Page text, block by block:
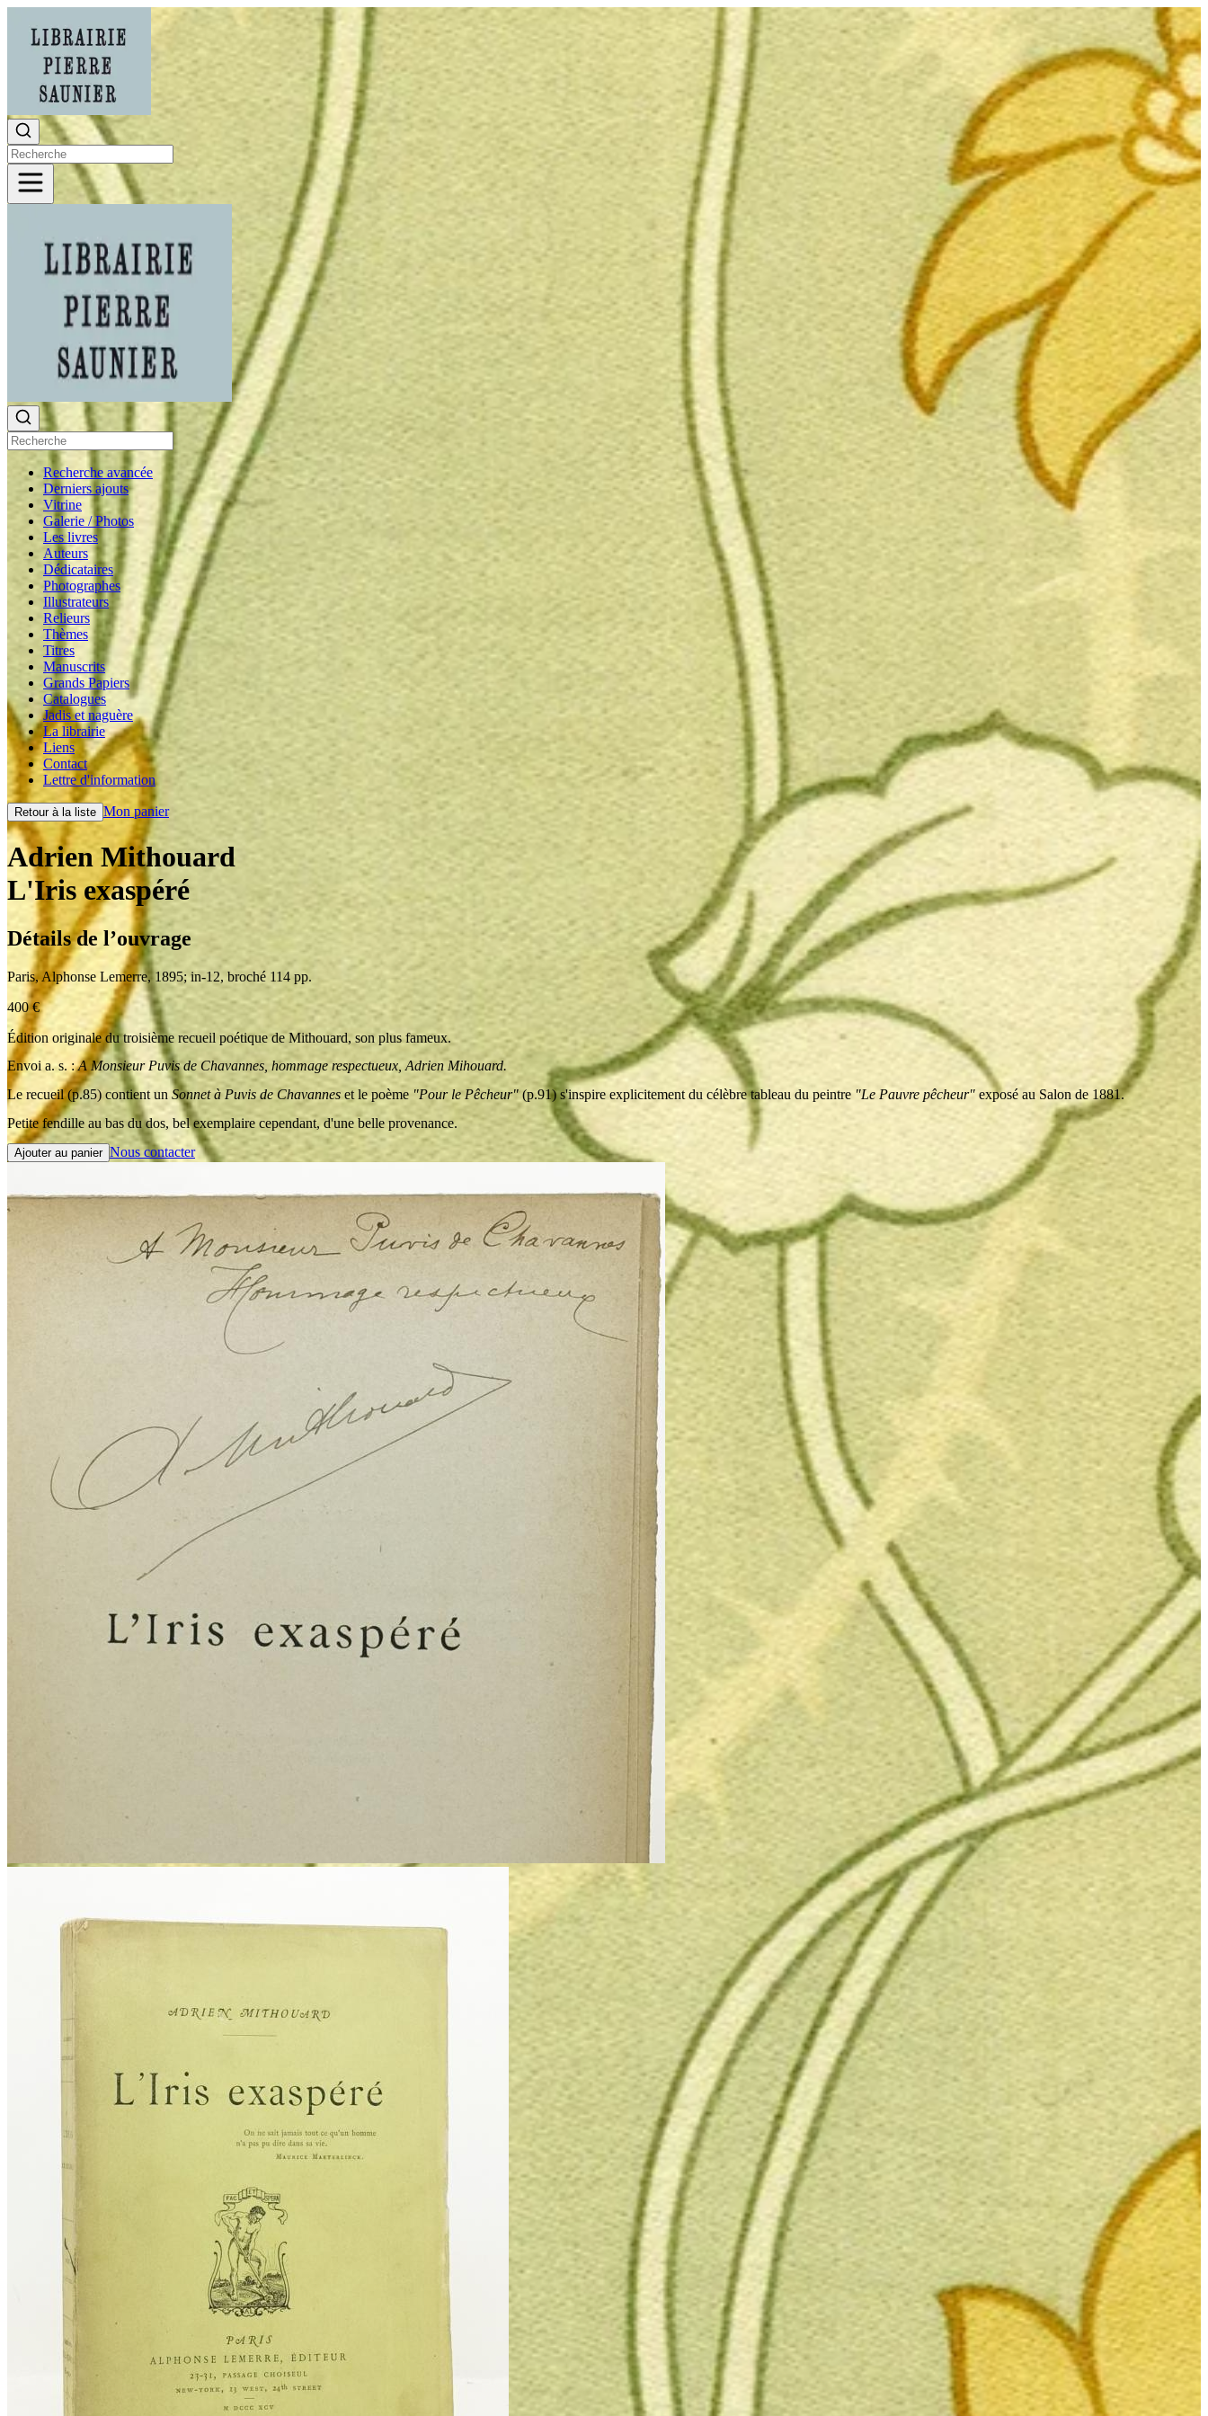
Recherche avancée
Derniers ajouts
Vitrine
Galerie / Photos
Les livres
Auteurs
Dédicataires
Photographes
Illustrateurs
Relieurs
Thèmes
Titres
Manuscrits
Grands Papiers
Catalogues
Jadis et naguère
La librairie
Liens
Contact
Lettre d'information
Retour à la liste Mon panier
Adrien Mithouard
L'Iris exaspéré
Détails de l’ouvrage
Paris, Alphonse Lemerre, 1895; in-12, broché 114 pp.
400€
Édition originale du troisième recueil poétique de Mithouard, son plus fameux.
Envoi a. s. :A Monsieur Puvis de Chavannes, hommage respectueux, Adrien Mihouard.
Le recueil (p.85) contient un Sonnet à Puvis de Chavannes et le poème "Pour le Pêcheur"(p.91) s'inspire explicitement du célèbre tableau du peintre "Le Pauvre pêcheur" exposé au Salon de 1881.
Petite fendille au bas du dos, bel exemplaire cependant, d'une belle provenance.
Ajouter au panier Nous contacter